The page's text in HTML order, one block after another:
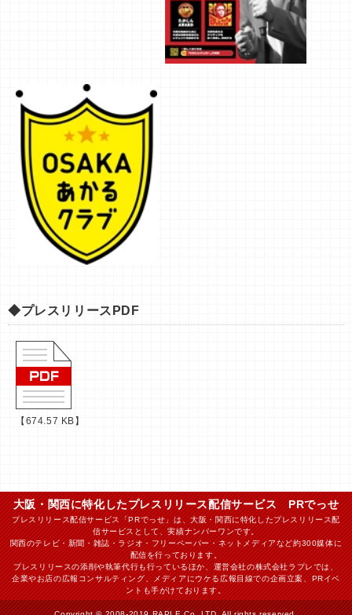
◆プレスリリースPDF
【674.57 KB】
大阪・関西に特化したプレスリリース配信サービス PRでっせ
プレスリリース配信サービス「PRでっせ」は、大阪・関西に特化したプレスリリース配
信サービスとして、実績ナンバーワンです。
関西のテレビ・新聞・雑誌・ラジオ・フリーペーパー・ネットメディアなど約300媒体に
配信を行っております。
プレスリリースの添削や執筆代行も行っているほか、運営会社の株式会社ラプレでは、
企業やお店の広報コンサルティング、メディアにウケる広報目線での企画立案、PRイベ
ントも手がけております。